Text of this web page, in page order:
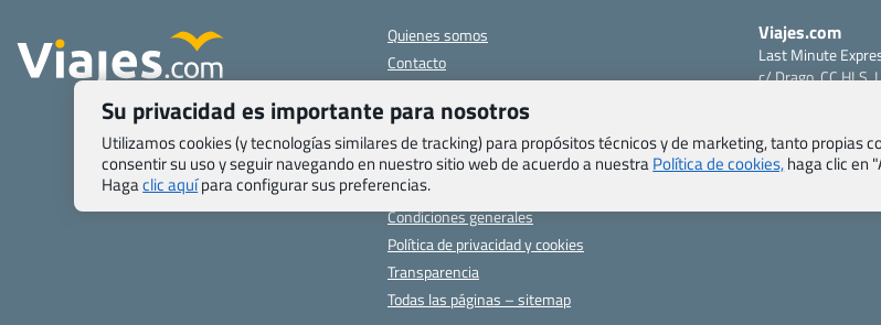
Quienes somos
Contacto
específicas
Blog de Viajes.com
Registro de agencias
Preguntas frecuentes
Condiciones generales
Política de privacidad y cookies
Transparencia
Todas las páginas – sitemap
Viajes.com
Last Minute
c/ Drago, CC HLS,
CIF: B76740091
Tfno: +34 922-
Su privacidad es importante para nosotros
Utilizamos cookies (y tecnologías similares de tracking) para propósitos técnicos y de marketing, tanto propias
consentir su uso y seguir navegando en nuestro sitio web de acuerdo a nuestraPolítica de cookies,haga clic en
Hagaclic aquípara configurar sus preferencias.